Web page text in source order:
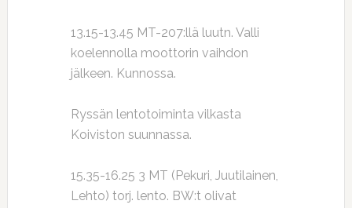
13.15-13.45 MT-207:llä luutn. Valli
koelennolla moottorin vaihdon
jälkeen. Kunnossa.
Ryssän lentotoiminta vilkasta
Koiviston suunnassa.
15.35-16.25 3 MT (Pekuri, Juutilainen,
Lehto) torj. lento. BW:t olivat